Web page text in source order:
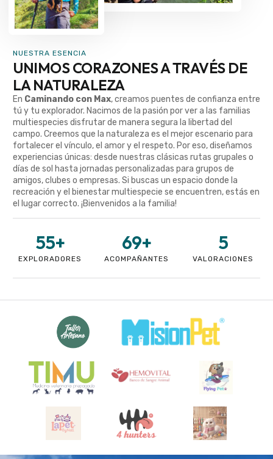
NUESTRA ESENCIA
UNIMOS CORAZONES A TRAVÉS DE
LA NATURALEZA
En Caminando con Max, creamos puentes de confianza entre
tú y tu explorador. Nacimos de la pasión por ver a las familias
multiespecies disfrutar de manera segura la libertad del
campo. Creemos que la naturaleza es el mejor escenario para
fortalecer el vínculo, el amor y el respeto. Por eso, diseñamos
experiencias únicas: desde nuestras clásicas rutas grupales o
días de sol hasta jornadas personalizadas para grupos de
amigos, clubes o empresas. Si buscas un espacio donde la
recreación y el bienestar multiespecie se encuentren, estás en
el lugar correcto. ¡Bienvenidos a la familia!
EXPLORADORES
55+
ACOMPAÑANTES
69+
VALORACIONES
5